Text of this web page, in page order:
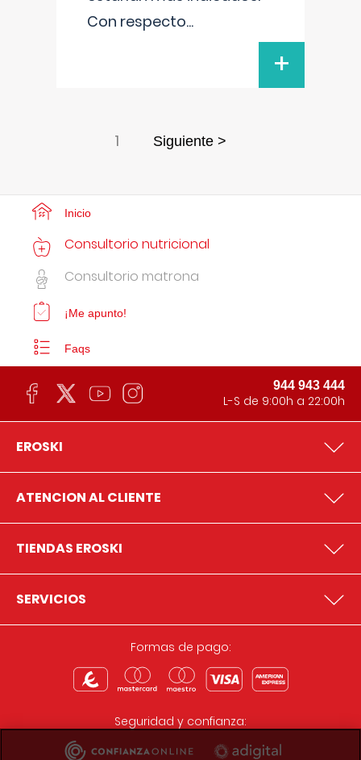
Con respecto...
+
1 Siguiente >
Inicio
Consultorio nutricional
Consultorio matrona
¡Me apunto!
Faqs
944 943 444
L-S de 9:00h a 22:00h
EROSKI
ATENCION AL CLIENTE
TIENDAS EROSKI
SERVICIOS
Formas de pago:
Seguridad y confianza: